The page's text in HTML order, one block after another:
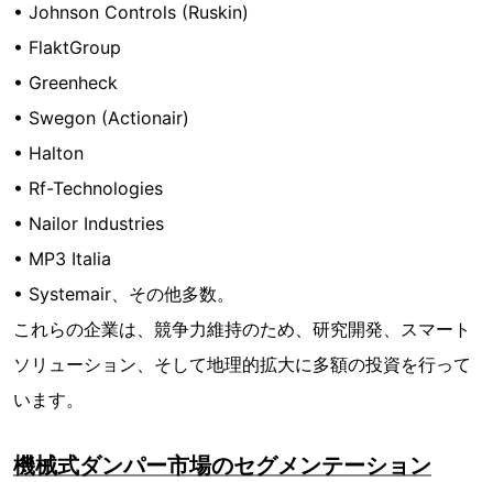
• Johnson Controls (Ruskin)
• FlaktGroup
• Greenheck
• Swegon (Actionair)
• Halton
• Rf-Technologies
• Nailor Industries
• MP3 Italia
• Systemair、その他多数。
これらの企業は、競争力維持のため、研究開発、スマート
ソリューション、そして地理的拡大に多額の投資を行って
います。
機械式ダンパー市場のセグメンテーション